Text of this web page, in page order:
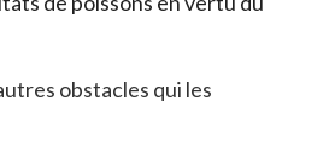
obstacles qui les